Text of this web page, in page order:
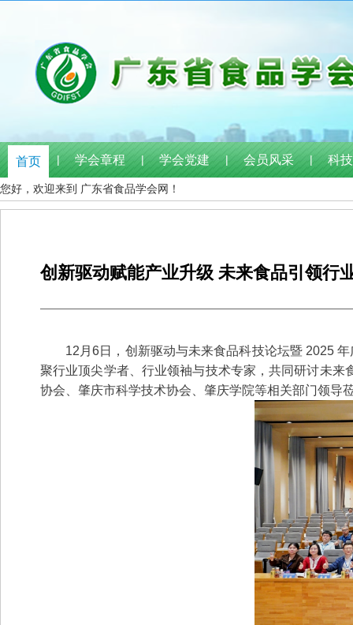
首页 | 学会章程 | 学会党建 | 会员风采 | 科
您好，欢迎来到 广东省食品学会网！
创新驱动赋能产业升级 未来食品引领
12月6日，创新驱动与未来食品科技论坛暨 2025
聚行业顶尖学者、行业领袖与技术专家，共同研讨未
协会、肇庆市科学技术协会、肇庆学院等相关部门领导